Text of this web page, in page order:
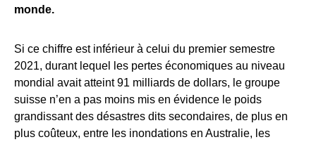
monde.
Si ce chiffre est inférieur à celui du premier semestre
2021, durant lequel les pertes économiques au niveau
mondial avait atteint 91 milliards de dollars, le groupe
suisse n’en a pas moins mis en évidence le poids
grandissant des désastres dits secondaires, de plus en
plus coûteux, entre les inondations en Australie, les